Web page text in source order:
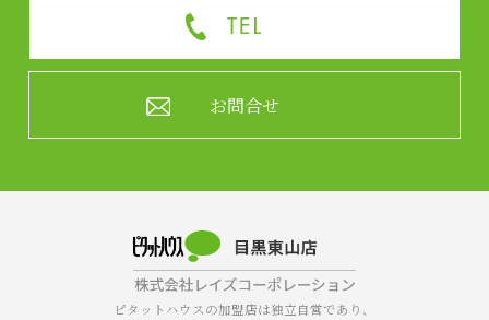
お問合せ
ピタットハウスの加盟店は独立自営であり、